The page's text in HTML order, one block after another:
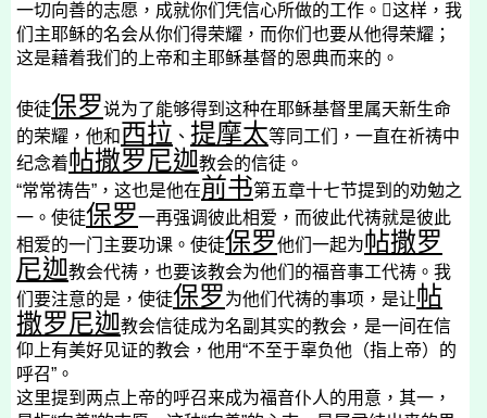
一切向善的志愿，成就你们凭信心所做的工作。 这样，我
们主耶稣的名会从你们得荣耀，而你们也要从他得荣耀；
这是藉着我们的上帝和主耶稣基督的恩典而来的。
使徒保罗说为了能够得到这种在耶稣基督里属天新生命
的荣耀，他和西拉 、 提摩太等同工们，一直在祈祷中
纪念着帖撒罗尼迦教会的信徒。
“常常祷告”，这也是他在前书第五章十七节提到的劝勉之
一。使徒保罗一再强调彼此相爱，而彼此代祷就是彼此
相爱的一门主要功课。使徒保罗他们一起为帖撒罗
尼迦教会代祷，也要该教会为他们的福音事工代祷。我
们要注意的是，使徒保罗为他们代祷的事项，是让帖
撒罗尼迦教会信徒成为名副其实的教会，是一间在信
仰上有美好见证的教会，他用“不至于辜负他（指上帝）的
呼召”。
这里提到两点上帝的呼召来成为福音仆人的用意，其一，